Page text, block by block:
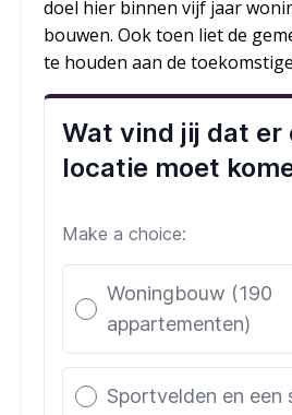
doel hier binnen vijf jaar
bouwen. Ook toen liet de
te houden aan de